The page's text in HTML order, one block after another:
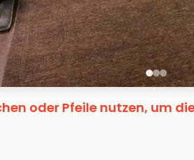
oder Pfeile nutzen, um